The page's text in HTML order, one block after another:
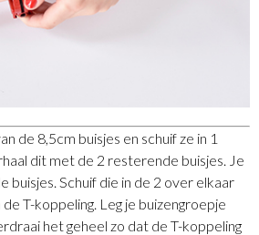
de 8,5cm buisjes en schuif ze in 1
dit met de 2 resterende buisjes. Je
buisjes. Schuif die in de 2 over elkaar
T-koppeling. Leg je buizengroepje
het geheel zo dat de T-koppeling